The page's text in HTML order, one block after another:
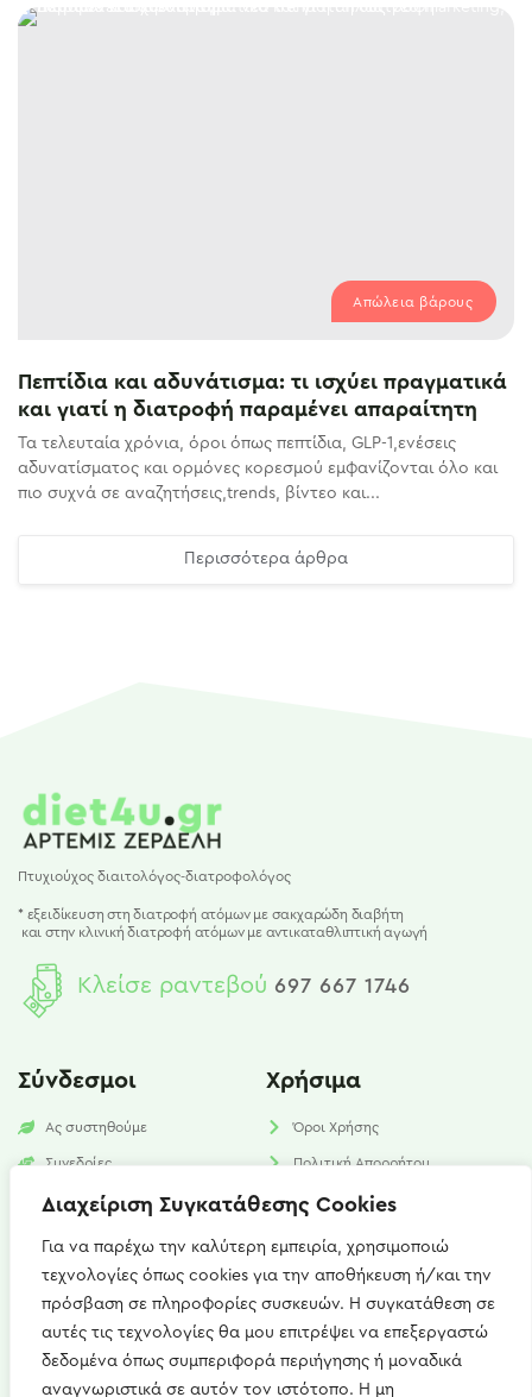
Διαχείριση Συγκατάθεσης Cookies
Για να παρέχω την καλύτερη εμπειρία, χρησιμοποιώ
τεχνολογίες όπως cookies για την αποθήκευση ή/και την
πρόσβαση σε πληροφορίες συσκευών. Η συγκατάθεση σε
αυτές τις τεχνολογίες θα μου επιτρέψει να επεξεργαστώ
δεδομένα όπως συμπεριφορά περιήγησης ή μοναδικά
αναγνωριστικά σε αυτόν τον ιστότοπο. Η μη
Απώλεια βάρους
Πεπτίδια και αδυνάτισμα: τι ισχύει πραγματικά
και γιατί η διατροφή παραμένει απαραίτητη
Τα τελευταία χρόνια, όροι όπως πεπτίδια, GLP-1,ενέσεις
αδυνατίσματος και ορμόνες κορεσμού εμφανίζονται όλο και
πιο συχνά σε αναζητήσεις,trends, βίντεο και...
Περισσότερα άρθρα
Πτυχιούχος διαιτολόγος-διατροφολόγος
* εξειδίκευση στη διατροφή ατόμων με σακχαρώδη διαβήτη
και στην κλινική διατροφή ατόμων με αντικαταθλιπτική αγωγή
Κλείσε ραντεβού 697 667 1746
Σύνδεσμοι
Ας συστηθούμε
Συνεδρίες
Υπηρεσίες
Χρήσιμα
Όροι Χρήσης
Πολιτική Απορρήτου
Πολιτική Cookies​
Επικοινωνία
Καισαρείας 15, Αθήνα 115 27
+(30) 697 667 1746